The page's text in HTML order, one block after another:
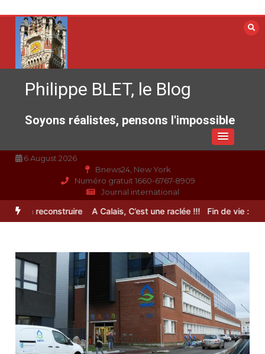
contenu
Philippe BLET, le Blog
Soyons réalistes, pensons l'impossible
6 August 2026
Bnews24, New York
Numéro gratuit 1660-6767-8909
Journal international
à reconstruire A Calais, C’est une raclée !!! Fin de vie :